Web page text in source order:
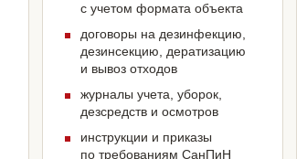
с учетом формата объекта
договоры на дезинфекцию,
дезинсекцию, дератизацию
и вывоз отходов
журналы учета, уборок,
дезсредств и осмотров
инструкции и приказы
по требованиям СанПиН